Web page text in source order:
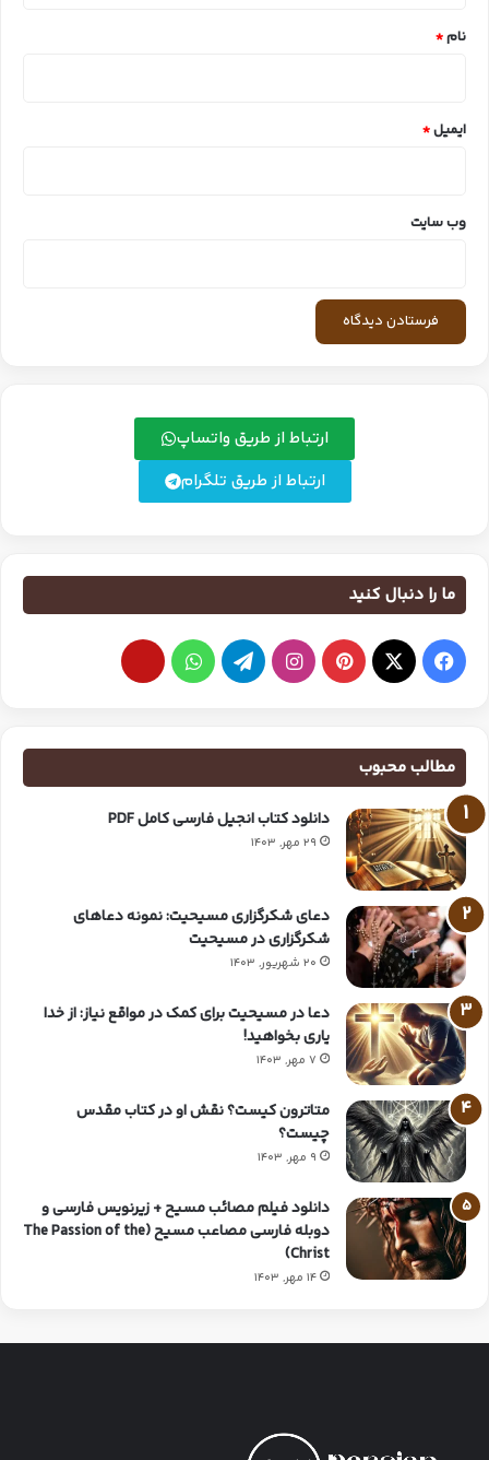
نام*
ایمیل*
وب‌ سایت
ارتباط از طریق واتساپ
ارتباط از طریق تلگرام
ما را دنبال کنید
مطالب محبوب
دانلود کتاب انجیل فارسی کامل PDF
29 مهر, 1403
دعای شکرگزاری مسیحیت: نمونه دعاهای
شکرگزاری در مسیحیت
20 شهریور, 1403
دعا در مسیحیت برای کمک در مواقع نیاز: از خدا
یاری بخواهید!
7 مهر, 1403
متاترون کیست؟ نقش او در کتاب مقدس
چیست؟
9 مهر, 1403
دانلود فیلم مصائب مسیح + زیرنویس فارسی و
دوبله فارسی مصاعب مسیح (The Passion of the
Christ)
14 مهر, 1403